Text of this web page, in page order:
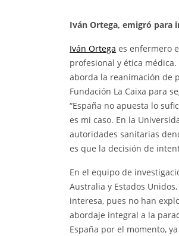
Iván Ortega, emigró para
Iván Ortega es enfermero
profesional y ética
aborda la reanimación de
Fundación La Caixa para
“España no apuesta lo
es mi caso. En la
autoridades sanitarias
es que la decisión de
En el equipo de
Australia y Estados
interesa, pues no han
abordaje integral a la
España por el momento,